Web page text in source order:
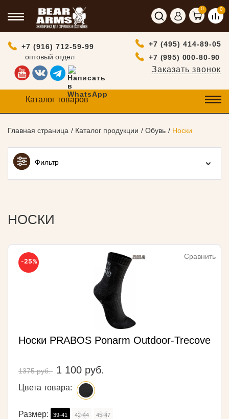
0 0
+7 (916) 712-59-99
оптовый отдел
+7 (495) 414-89-05
+7 (995) 000-80-90
Заказать звонок
Каталог товаров
Главная страница Каталог продукции Обувь Носки
Фильтр
НОСКИ
-25%
Сравнить
Носки PRABOS Ponarm Outdoor-Trecove
1375 руб. 1 100 руб.
Цвета товара:
Размер: 39-41 42-44 45-47